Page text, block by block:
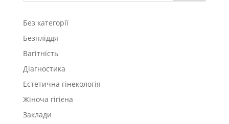
Без категорії
Безпліддя
Вагітність
Діагностика
Естетична гінекологія
Жіноча гігієна
Заклади